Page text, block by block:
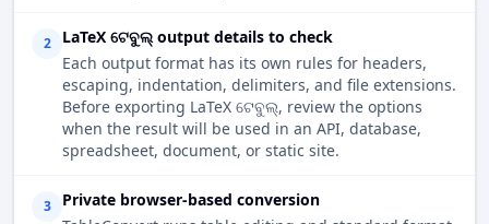
2
LaTeX ଟେବୁଲ୍ output details to check
Each output format has its own rules for headers,
escaping, indentation, delimiters, and file extensions.
Before exporting LaTeX ଟେବୁଲ୍, review the options
when the result will be used in an API, database,
spreadsheet, document, or static site.
3
Private browser-based conversion